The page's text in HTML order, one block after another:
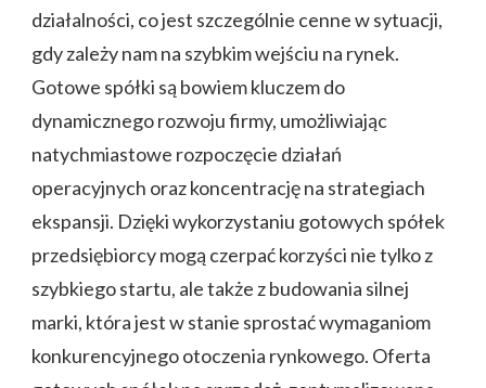
działalności, co jest szczególnie cenne w sytuacji,
gdy zależy nam na szybkim wejściu na rynek.
Gotowe spółki są bowiem kluczem do
dynamicznego rozwoju firmy, umożliwiając
natychmiastowe rozpoczęcie działań
operacyjnych oraz koncentrację na strategiach
ekspansji. Dzięki wykorzystaniu gotowych spółek
przedsiębiorcy mogą czerpać korzyści nie tylko z
szybkiego startu, ale także z budowania silnej
marki, która jest w stanie sprostać wymaganiom
konkurencyjnego otoczenia rynkowego. Oferta